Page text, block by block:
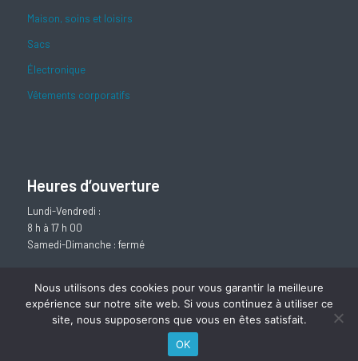
Maison, soins et loisirs
Sacs
Électronique
Vêtements corporatifs
Heures d‘ouverture
Lundi-Vendredi :
8 h à 17 h 00
Samedi-Dimanche : fermé
Nous suivre sur facebook
Nous utilisons des cookies pour vous garantir la meilleure
expérience sur notre site web. Si vous continuez à utiliser ce
site, nous supposerons que vous en êtes satisfait.
OK